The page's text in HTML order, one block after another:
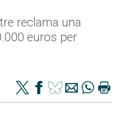
reclama una
euros per